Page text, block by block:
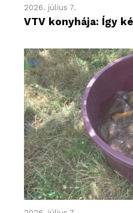
2026. július 7.
VTV konyhája: Így